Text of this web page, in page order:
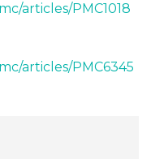
articles/PMC1018
articles/PMC6345